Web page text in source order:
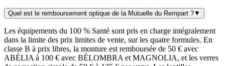
Quel est le remboursement optique de la Mutuelle du Rempart ?▼
Les équipements du 100 % Santé sont pris en charge intégralement
dans la limite des prix limites de vente, sur les quatre formules. En
classe B à prix libres, la monture est remboursée de 50 € avec
ABÉLIA à 100 € avec BÉLOMBRA et MAGNOLIA, et les verres